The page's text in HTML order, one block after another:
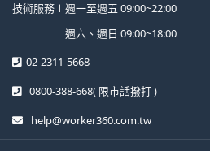
技術服務∣ 週一至週五 09:00~22:00
週六、週日 09:00~18:00
02-2311-5668
0800-388-668( 限市話撥打 )
help@worker360.com.tw